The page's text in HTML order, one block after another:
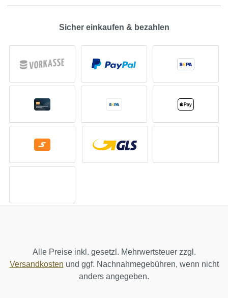
Sicher einkaufen & bezahlen
Alle Preise inkl. gesetzl. Mehrwertsteuer zzgl.
Versandkosten und ggf. Nachnahmegebühren, wenn nicht
anders angegeben.